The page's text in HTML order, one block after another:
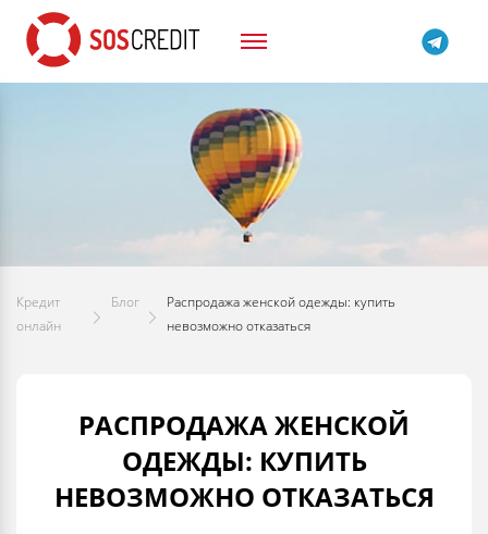
Кредит
онлайн
Блог
Распродажа женской одежды: купить
невозможно отказаться
РАСПРОДАЖА ЖЕНСКОЙ
ОДЕЖДЫ: КУПИТЬ
НЕВОЗМОЖНО ОТКАЗАТЬСЯ